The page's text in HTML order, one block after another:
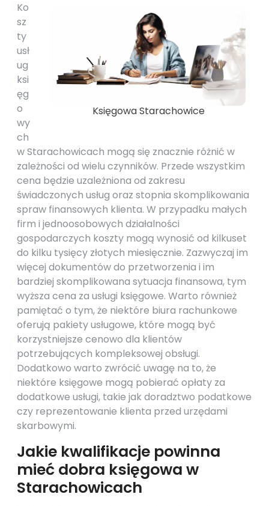
Księgowa Starachowice
Ko
sz
ty
usł
ug
ksi
ęg
o
wy
ch
w Starachowicach mogą się znacznie różnić w
zależności od wielu czynników. Przede wszystkim
cena będzie uzależniona od zakresu
świadczonych usług oraz stopnia skomplikowania
spraw finansowych klienta. W przypadku małych
firm i jednoosobowych działalności
gospodarczych koszty mogą wynosić od kilkuset
do kilku tysięcy złotych miesięcznie. Zazwyczaj im
więcej dokumentów do przetworzenia i im
bardziej skomplikowana sytuacja finansowa, tym
wyższa cena za usługi księgowe. Warto również
pamiętać o tym, że niektóre biura rachunkowe
oferują pakiety usługowe, które mogą być
korzystniejsze cenowo dla klientów
potrzebujących kompleksowej obsługi.
Dodatkowo warto zwrócić uwagę na to, że
niektóre księgowe mogą pobierać opłaty za
dodatkowe usługi, takie jak doradztwo podatkowe
czy reprezentowanie klienta przed urzędami
skarbowymi.
Jakie kwalifikacje powinna
mieć dobra księgowa w
Starachowicach